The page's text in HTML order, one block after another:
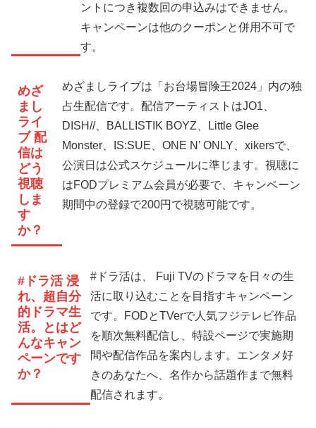
ントにつき複数回の申込みはできません。
キャンペーンは他のクーポンと併用不可で
す。
めざ
まし
ライ
ブ 配
信は
どう
視聴
しま
す
か？
めざましライブは「お台場冒険王2024」内の独
占生配信です。配信アーティストはJO1、
DISH//、BALLISTIK BOYZ、Little Glee
Monster、IS:SUE、ONE N’ ONLY、xikersで、
公演日は公式スケジュールに準じます。視聴に
はFODプレミアム会員が必要で、キャンペーン
期間中の登録で200円で視聴可能です。
#ドラ活 浸
れ、超自分
的ドラマ生
活。とはど
んなキャン
ペーンです
か？
#ドラ活は、 Fuji TVのドラマを日々の生
活に取り込むことを目指すキャンペーン
です。FODとTVerで人気フジテレビ作品
を順次無料配信し、特設ページで実施期
間や配信作品を案内します。エンタメ好
きのあなたへ、名作から話題作まで無料
配信されます。